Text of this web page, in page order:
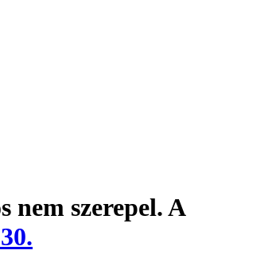
nem szerepel. A